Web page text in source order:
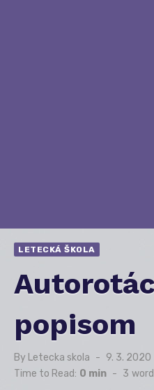
LETECKÁ ŠKOLA
popisom
By Letecka skola
Posted
on
9. 3. 2020
Time to Read: 0 min - 3